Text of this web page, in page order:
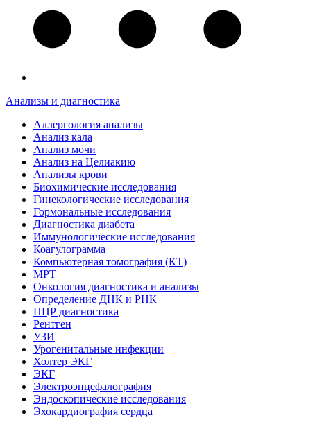
Анализы и диагностика
Аллергология анализы
Анализ кала
Анализ мочи
Анализ на Целиакию
Анализы крови
Биохимические исследования
Гинекологические исследования
Гормональные исследования
Диагностика диабета
Иммунологические исследования
Коагулограмма
Компьютерная томография (КТ)
МРТ
Онкология диагностика и анализы
Определение ДНК и РНК
ПЦР диагностика
Рентген
УЗИ
Урогенитальные инфекции
Холтер ЭКГ
ЭКГ
Электроэнцефалография
Эндоскопические исследования
Эхокардиография сердца